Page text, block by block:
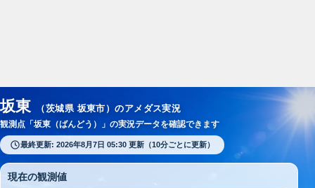
スポンサーリンク
坂東 （茨城県 坂東市）のアメダス実況
観測点「坂東（ばんどう）」の実況データを確認できます
最終更新: 2026年8月7日 05:30 更新（10分ごとに更新）
現在の観測値